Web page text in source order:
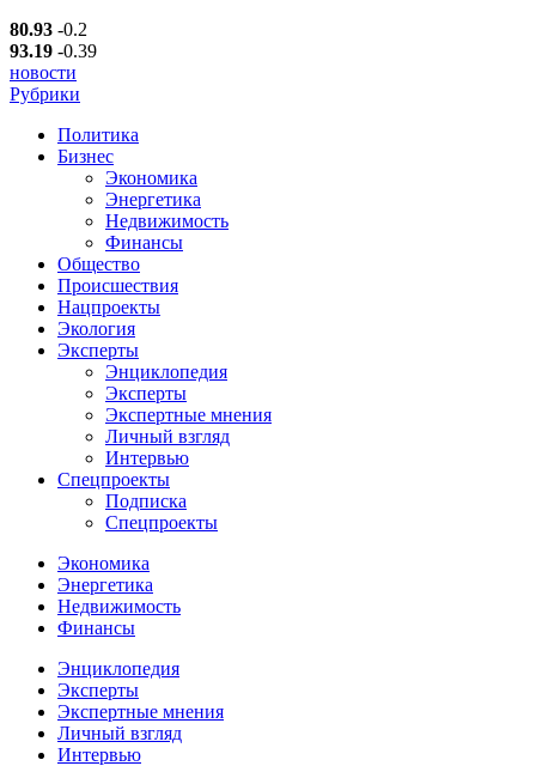
80.93 -0.2
93.19 -0.39
новости
Рубрики
Политика
Бизнес
Экономика
Энергетика
Недвижимость
Финансы
Общество
Происшествия
Нацпроекты
Экология
Эксперты
Энциклопедия
Эксперты
Экспертные мнения
Личный взгляд
Интервью
Спецпроекты
Подписка
Спецпроекты
Экономика
Энергетика
Недвижимость
Финансы
Энциклопедия
Эксперты
Экспертные мнения
Личный взгляд
Интервью